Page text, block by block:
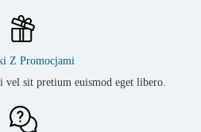
Z Promocjami
sit pretium euismod eget libero.